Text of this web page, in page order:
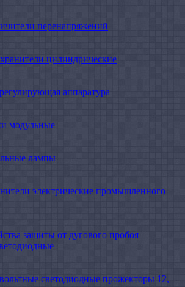
перенапряжений
цилиндрические
аппаратура
модульные
лампы
электрические промышленного
защиты от дугового пробоя
светодиодные прожекторы 12,